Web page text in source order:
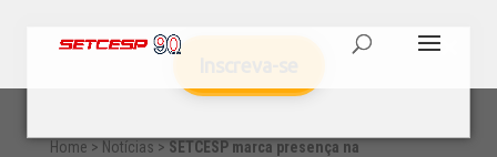
Home > Notícias > SETCESP marca presença na